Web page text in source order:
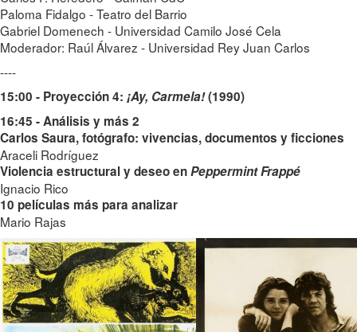
Paloma Fidalgo - Teatro del Barrio
Gabriel Domenech - Universidad Camilo José Cela
Moderador: Raúl Álvarez - Universidad Rey Juan Carlos
----
15:00 - Proyección 4: ¡Ay, Carmela!(1990)
16:45 - Análisis y más 2
Carlos Saura, fotógrafo: vivencias, documentos y ficciones
Araceli Rodríguez
Violencia estructural y deseo enPeppermint Frappé
Ignacio Rico
10 películas más para analizar
Mario Rajas